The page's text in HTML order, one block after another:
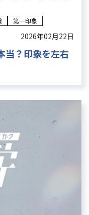
第一印象
2026年02月22日
当？印象を左右